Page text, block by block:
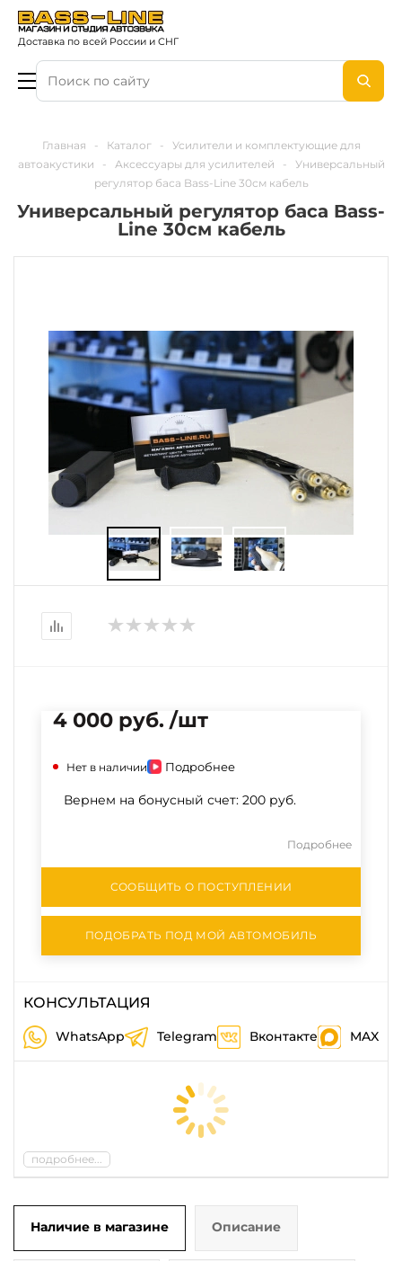
Доставка по всей России и СНГ
Главная - Каталог -
Усилители и комплектующие для
автоакустики
- Аксессуары для усилителей -
Универсальный
регулятор баса Bass-Line 30см кабель
Универсальный регулятор баса Bass-
Line 30см кабель
4 000 руб. /шт
Нет в наличии Подробнее
Вернем на бонусный счет: 200 руб.
Подробнее
СООБЩИТЬ О ПОСТУПЛЕНИИ
ПОДОБРАТЬ ПОД МОЙ АВТОМОБИЛЬ
КОНСУЛЬТАЦИЯ
WhatsApp Telegram Вконтакте MAX
подробнее...
Наличие в магазине Описание